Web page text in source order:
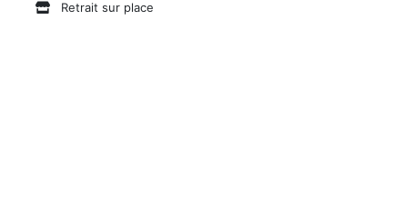
Retrait sur place